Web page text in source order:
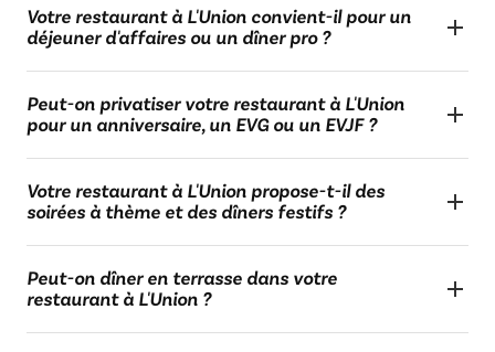
Votre restaurant à L'Union convient-il pour un
déjeuner d'affaires ou un dîner pro ?
Peut-on privatiser votre restaurant à L'Union
pour un anniversaire, un EVG ou un EVJF ?
Votre restaurant à L'Union propose-t-il des
soirées à thème et des dîners festifs ?
Peut-on dîner en terrasse dans votre
restaurant à L'Union ?